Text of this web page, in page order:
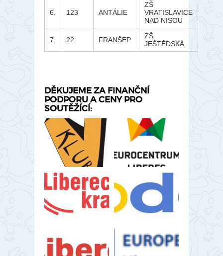
6. 123 ANTÁLIE
ZŠ
VRATISLAVICE
NAD NISOU
7. 22 FRANŠEP
ZŠ
JEŠTĚDSKÁ
DĚKUJEME ZA FINANČNÍ
PODPORU A CENY PRO
SOUTĚŽÍCÍ: